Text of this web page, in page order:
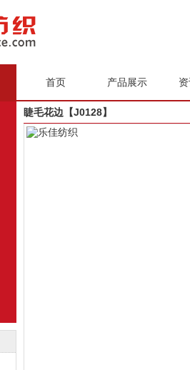
首页 产品展示
睫毛花边【J0128】